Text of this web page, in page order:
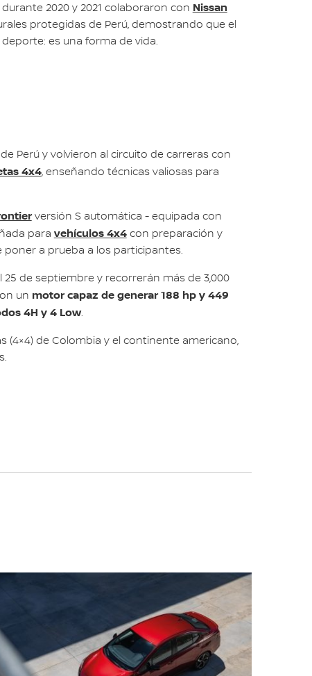
2020 y 2021 colaboraron con Nissan
protegidas de Perú, demostrando que el
es una forma de vida.
Perú y volvieron al circuito de carreras con
4x4, enseñando técnicas valiosas para
versión S automática - equipada con
para vehículos 4x4con preparación y
a prueba a los participantes.
de septiembre y recorrerán más de 3,000
un motor capaz de generar 188 hp y 449
4H y 4 Low.
de Colombia y el continente americano,